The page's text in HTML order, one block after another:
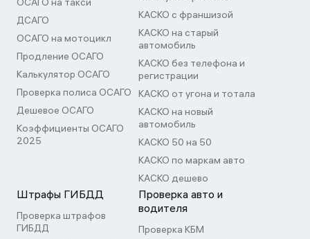
ДСАГО
ОСАГО на мотоцикл
Продление ОСАГО
Калькулятор ОСАГО
Проверка полиса ОСАГО
Дешевое ОСАГО
Коэффициенты ОСАГО
2025
КАСКО с франшизой
КАСКО на старый
автомобиль
КАСКО без телефона и
регистрации
КАСКО от угона и тотала
КАСКО на новый
автомобиль
КАСКО 50 на 50
КАСКО по маркам авто
КАСКО дешево
Штрафы ГИБДД
Проверка штрафов
ГИБДД
Проверка авто и
водителя
Проверка КБМ